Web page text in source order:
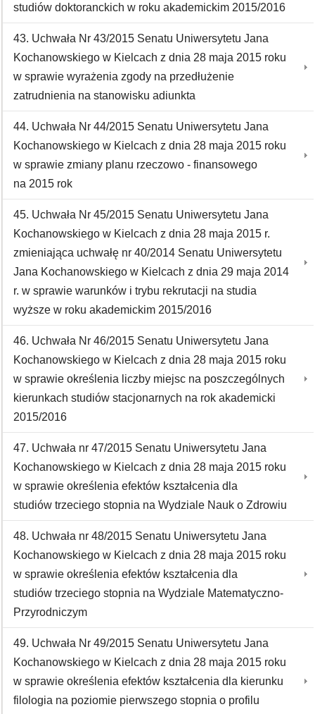
studiów doktoranckich w roku akademickim 2015/2016
43. Uchwała Nr 43/2015 Senatu Uniwersytetu Jana
Kochanowskiego w Kielcach z dnia 28 maja 2015 roku
w sprawie wyrażenia zgody na przedłużenie
zatrudnienia na stanowisku adiunkta
44. Uchwała Nr 44/2015 Senatu Uniwersytetu Jana
Kochanowskiego w Kielcach z dnia 28 maja 2015 roku
w sprawie zmiany planu rzeczowo - finansowego
na 2015 rok
45. Uchwała Nr 45/2015 Senatu Uniwersytetu Jana
Kochanowskiego w Kielcach z dnia 28 maja 2015 r.
zmieniająca uchwałę nr 40/2014 Senatu Uniwersytetu
Jana Kochanowskiego w Kielcach z dnia 29 maja 2014
r. w sprawie warunków i trybu rekrutacji na studia
wyższe w roku akademickim 2015/2016
46. Uchwała Nr 46/2015 Senatu Uniwersytetu Jana
Kochanowskiego w Kielcach z dnia 28 maja 2015 roku
w sprawie określenia liczby miejsc na poszczególnych
kierunkach studiów stacjonarnych na rok akademicki
2015/2016
47. Uchwała nr 47/2015 Senatu Uniwersytetu Jana
Kochanowskiego w Kielcach z dnia 28 maja 2015 roku
w sprawie określenia efektów kształcenia dla
studiów trzeciego stopnia na Wydziale Nauk o Zdrowiu
48. Uchwała nr 48/2015 Senatu Uniwersytetu Jana
Kochanowskiego w Kielcach z dnia 28 maja 2015 roku
w sprawie określenia efektów kształcenia dla
studiów trzeciego stopnia na Wydziale Matematyczno-
Przyrodniczym
49. Uchwała Nr 49/2015 Senatu Uniwersytetu Jana
Kochanowskiego w Kielcach z dnia 28 maja 2015 roku
w sprawie określenia efektów kształcenia dla kierunku
filologia na poziomie pierwszego stopnia o profilu